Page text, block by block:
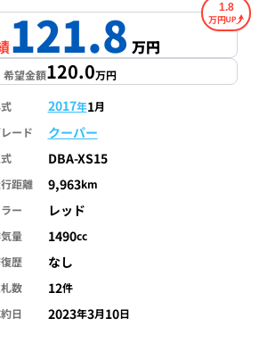
121.8万円
1.8
万円
希望金額120.0万円
2017年1月
ード
クーパー
DBA-XS15
距離 9,963km
ー
レッド
量 1490cc
歴
なし
数 12件
日
2023年3月10日